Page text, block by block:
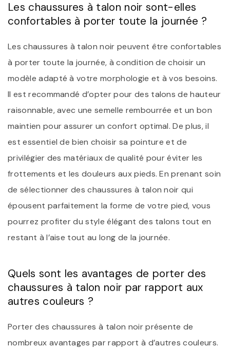
Les chaussures à talon noir sont-elles
confortables à porter toute la journée ?
Les chaussures à talon noir peuvent être confortables
à porter toute la journée, à condition de choisir un
modèle adapté à votre morphologie et à vos besoins.
Il est recommandé d’opter pour des talons de hauteur
raisonnable, avec une semelle rembourrée et un bon
maintien pour assurer un confort optimal. De plus, il
est essentiel de bien choisir sa pointure et de
privilégier des matériaux de qualité pour éviter les
frottements et les douleurs aux pieds. En prenant soin
de sélectionner des chaussures à talon noir qui
épousent parfaitement la forme de votre pied, vous
pourrez profiter du style élégant des talons tout en
restant à l’aise tout au long de la journée.
Quels sont les avantages de porter des
chaussures à talon noir par rapport aux
autres couleurs ?
Porter des chaussures à talon noir présente de
nombreux avantages par rapport à d’autres couleurs.